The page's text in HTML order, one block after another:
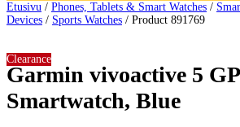
Etusivu / Phones, Tablets & Smart Watches /
Devices / Sports Watches / Product 891769
Garmin vivoactive 5
Smartwatch, Blue
Clearance